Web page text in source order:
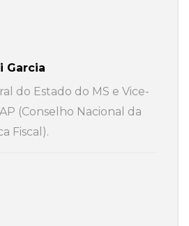
Garcia
do Estado do MS e Vice-
(Conselho Nacional da
Fiscal).